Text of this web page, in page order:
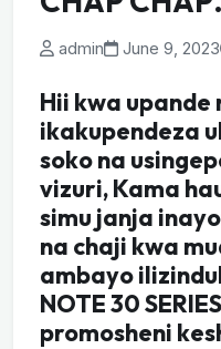
admin June 9, 2023
Hii kwa upande
ikakupendeza
soko na
vizuri, Kama
simu janja
na chaji kwa
ambayo
NOTE 30
promosheni